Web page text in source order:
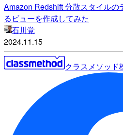
Amazon Redshift 分散スタイルの
るビューを作成してみた
石川覚
2024.11.15
クラスメソッド